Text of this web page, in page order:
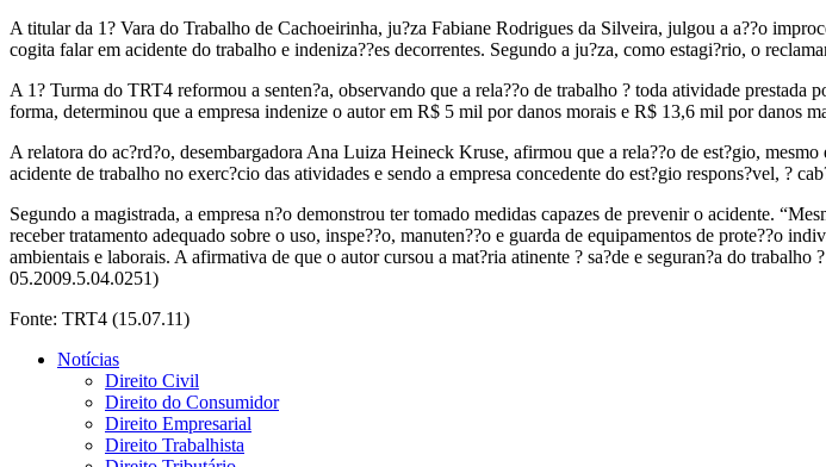
A titular da 1? Vara do Trabalho de Cachoeirinha, ju?za Fabiane Rodrigues da Silveira, julgou a a??o
cogita falar em acidente do trabalho e indeniza??es decorrentes. Segundo a ju?za, como estagi?rio, o
A 1? Turma do TRT4 reformou a senten?a, observando que a rela??o de trabalho ? toda atividade
forma, determinou que a empresa indenize o autor em R$ 5 mil por danos morais e R$ 13,6 mil por danos
A relatora do ac?rd?o, desembargadora Ana Luiza Heineck Kruse, afirmou que a rela??o de est?gio,
acidente de trabalho no exerc?cio das atividades e sendo a empresa concedente do est?gio respons?vel, ?
Segundo a magistrada, a empresa n?o demonstrou ter tomado medidas capazes de prevenir o acidente.
receber tratamento adequado sobre o uso, inspe??o, manuten??o e guarda de equipamentos de prote??o
ambientais e laborais. A afirmativa de que o autor cursou a mat?ria atinente ? sa?de e seguran?a do
05.2009.5.04.0251)
Fonte: TRT4 (15.07.11)
Notícias
Direito Civil
Direito do Consumidor
Direito Empresarial
Direito Trabalhista